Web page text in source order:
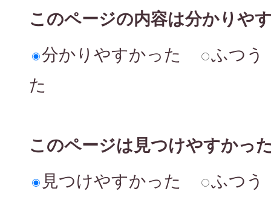
このページの内容は分かりや
分かりやすかった
ふつう
た
このページは見つけやすかっ
見つけやすかった
ふつう